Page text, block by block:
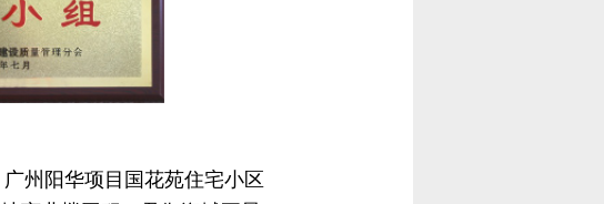
州阳华项目国花苑住宅小区